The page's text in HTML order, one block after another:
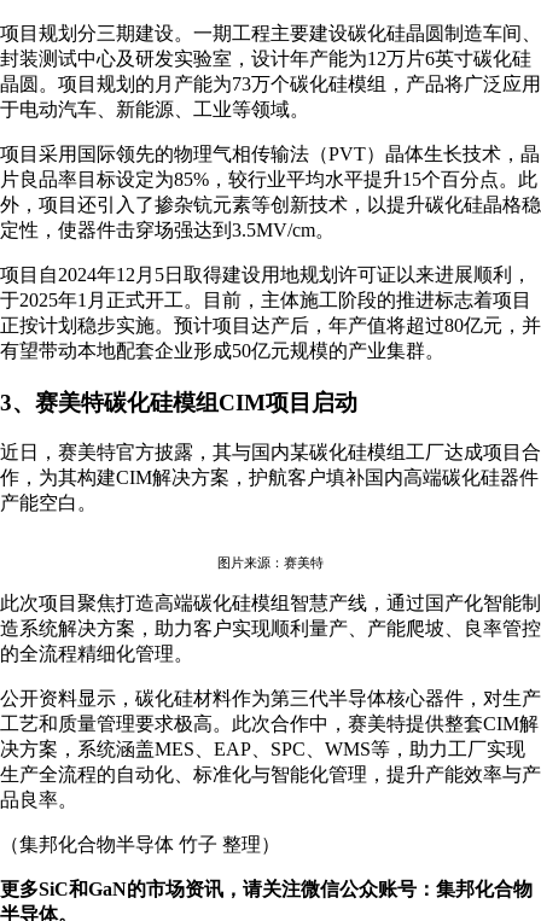
项目规划分三期建设。一期工程主要建设碳化硅晶圆制造车间、
封装测试中心及研发实验室，设计年产能为12万片6英寸碳化硅
晶圆。项目规划的月产能为73万个碳化硅模组，产品将广泛应用
于电动汽车、新能源、工业等领域。
项目采用国际领先的物理气相传输法（PVT）晶体生长技术，晶
片良品率目标设定为85%，较行业平均水平提升15个百分点。此
外，项目还引入了掺杂钪元素等创新技术，以提升碳化硅晶格稳
定性，使器件击穿场强达到3.5MV/cm。
项目自2024年12月5日取得建设用地规划许可证以来进展顺利，
于2025年1月正式开工。目前，主体施工阶段的推进标志着项目
正按计划稳步实施。预计项目达产后，年产值将超过80亿元，并
有望带动本地配套企业形成50亿元规模的产业集群。
3、赛美特碳化硅模组CIM项目启动
近日，赛美特官方披露，其与国内某碳化硅模组工厂达成项目合
作，为其构建CIM解决方案，护航客户填补国内高端碳化硅器件
产能空白。
图片来源：赛美特
此次项目聚焦打造高端碳化硅模组智慧产线，通过国产化智能制
造系统解决方案，助力客户实现顺利量产、产能爬坡、良率管控
的全流程精细化管理。
公开资料显示，碳化硅材料作为第三代半导体核心器件，对生产
工艺和质量管理要求极高。此次合作中，赛美特提供整套CIM解
决方案，系统涵盖MES、EAP、SPC、WMS等，助力工厂实现
生产全流程的自动化、标准化与智能化管理，提升产能效率与产
品良率。
（集邦化合物半导体 竹子 整理）
更多SiC和GaN的市场资讯，请关注微信公众账号：集邦化合物
半导体。